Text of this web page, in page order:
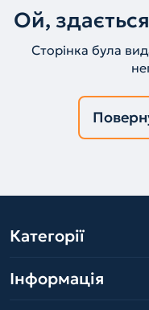
Ой,
Сторінка була
Категорії
Інформація